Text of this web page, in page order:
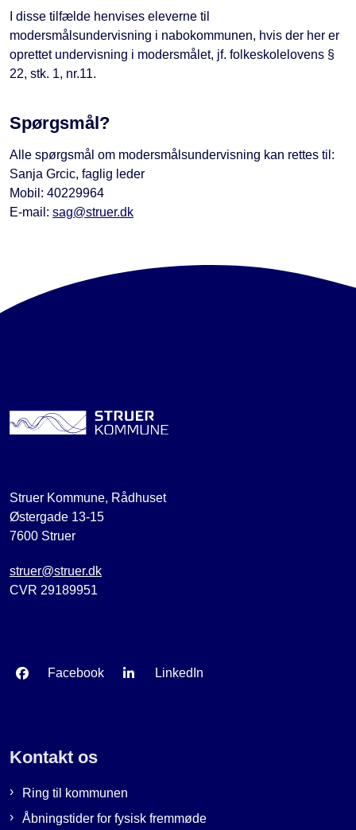
I disse tilfælde henvises eleverne til
modersmålsundervisning i nabokommunen, hvis der her er
oprettet undervisning i modersmålet, jf. folkeskolelovens §
22, stk. 1, nr.11.
Spørgsmål?
Alle spørgsmål om modersmålsundervisning kan rettes til:
Sanja Grcic, faglig leder
Mobil: 40229964
E-mail: sag@struer.dk
Struer Kommune, Rådhuset
Østergade 13-15
7600 Struer
struer@struer.dk
CVR 29189951
Facebook LinkedIn
Kontakt os
Ring til kommunen
Åbningstider for fysisk fremmøde